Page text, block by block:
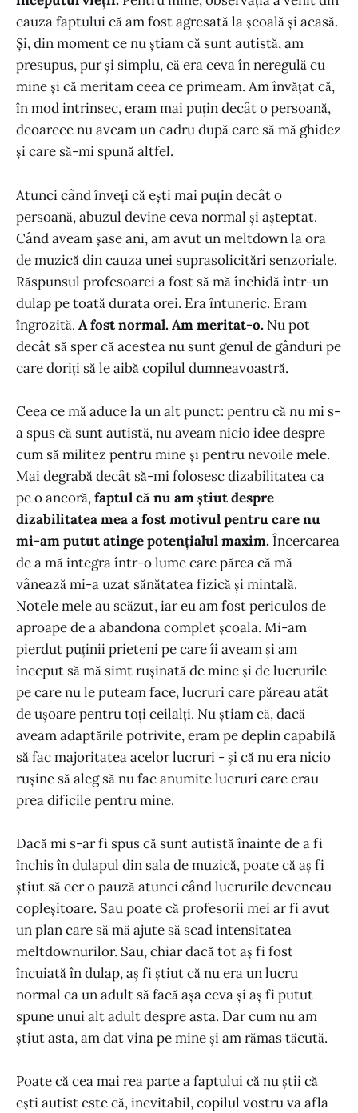
cauza faptului că am fost agresată la școală și acasă.
Și, din moment ce nu știam că sunt autistă, am
presupus, pur și simplu, că era ceva în neregulă cu
mine și că meritam ceea ce primeam. Am învățat că,
în mod intrinsec, eram mai puțin decât o persoană,
deoarece nu aveam un cadru după care să mă ghidez
și care să-mi spună altfel.
Atunci când înveți că ești mai puțin decât o
persoană, abuzul devine ceva normal și așteptat.
Când aveam șase ani, am avut un meltdown la ora
de muzică din cauza unei suprasolicitări senzoriale.
Răspunsul profesoarei a fost să mă închidă într-un
dulap pe toată durata orei. Era întuneric. Eram
îngrozită. A fost normal. Am meritat-o. Nu pot
decât să sper că acestea nu sunt genul de gânduri pe
care doriți să le aibă copilul dumneavoastră.
Ceea ce mă aduce la un alt punct: pentru că nu mi s-
a spus că sunt autistă, nu aveam nicio idee despre
cum să militez pentru mine și pentru nevoile mele.
Mai degrabă decât să-mi folosesc dizabilitatea ca
pe o ancoră,faptul că nu am știut despre
dizabilitatea mea a fost motivul pentru care nu
mi-am putut atinge potențialul maxim.Încercarea
de a mă integra într-o lume care părea că mă
vânează mi-a uzat sănătatea fizică și mintală.
Notele mele au scăzut, iar eu am fost periculos de
aproape de a abandona complet școala. Mi-am
pierdut puținii prieteni pe care îi aveam și am
început să mă simt rușinată de mine și de lucrurile
pe care nu le puteam face, lucruri care păreau atât
de ușoare pentru toți ceilalți. Nu știam că, dacă
aveam adaptările potrivite, eram pe deplin capabilă
să fac majoritatea acelor lucruri - și că nu era nicio
rușine să aleg să nu fac anumite lucruri care erau
prea dificile pentru mine.
Dacă mi s-ar fi spus că sunt autistă înainte de a fi
închis în dulapul din sala de muzică, poate că aș fi
știut să cer o pauză atunci când lucrurile deveneau
copleșitoare. Sau poate că profesorii mei ar fi avut
un plan care să mă ajute să scad intensitatea
meltdownurilor. Sau, chiar dacă tot aș fi fost
încuiată în dulap, aș fi știut că nu era un lucru
normal ca un adult să facă așa ceva și aș fi putut
spune unui alt adult despre asta. Dar cum nu am
știut asta, am dat vina pe mine și am rămas tăcută.
Poate că cea mai rea parte a faptului că nu știi că
ești autist este că, inevitabil, copilul vostru va afla